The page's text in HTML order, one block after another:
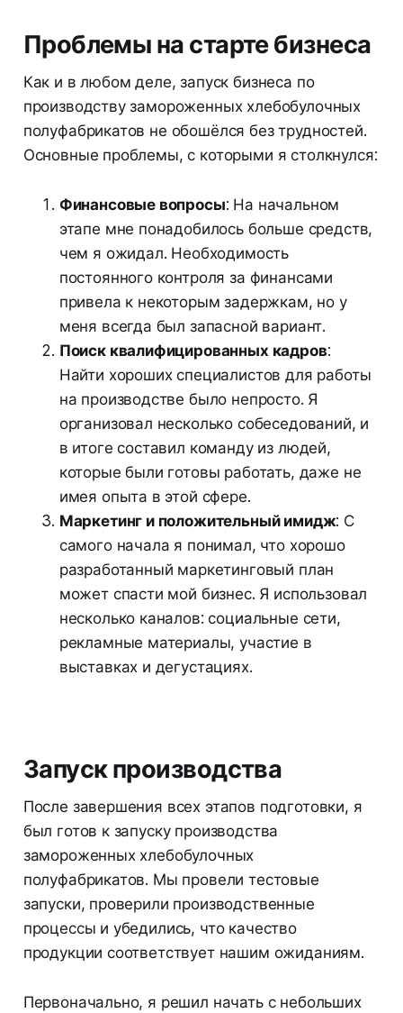
Проблемы на старте бизнеса
Как и в любом деле, запуск бизнеса по
производству замороженных хлебобулочных
полуфабрикатов не обошёлся без трудностей.
Основные проблемы, с которыми я столкнулся:
Финансовые вопросы: На начальном
этапе мне понадобилось больше средств,
чем я ожидал. Необходимость
постоянного контроля за финансами
привела к некоторым задержкам, но у
меня всегда был запасной вариант.
Поиск квалифицированных кадров:
Найти хороших специалистов для работы
на производстве было непросто. Я
организовал несколько собеседований, и
в итоге составил команду из людей,
которые были готовы работать, даже не
имея опыта в этой сфере.
Маркетинг и положительный имидж: С
самого начала я понимал, что хорошо
разработанный маркетинговый план
может спасти мой бизнес. Я использовал
несколько каналов: социальные сети,
рекламные материалы, участие в
выставках и дегустациях.
Запуск производства
После завершения всех этапов подготовки, я
был готов к запуску производства
замороженных хлебобулочных
полуфабрикатов. Мы провели тестовые
запуски, проверили производственные
процессы и убедились, что качество
продукции соответствует нашим ожиданиям.
Первоначально, я решил начать с небольших